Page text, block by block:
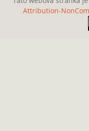
Attribution-